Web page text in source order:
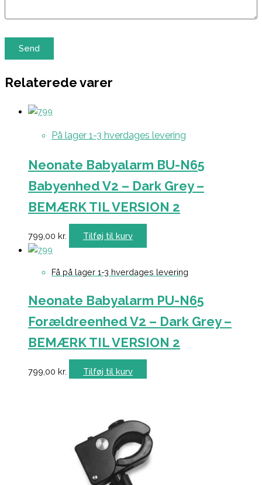
Relaterede varer
På lager 1-3 hverdages levering
Neonate Babyalarm BU-N65
Babyenhed V2 – Dark Grey –
BEMÆRK TIL VERSION 2
799,00 kr. Tilføj til kurv
Få på lager 1-3 hverdages levering
Neonate Babyalarm PU-N65
Forældreenhed V2 – Dark Grey –
BEMÆRK TIL VERSION 2
799,00 kr. Tilføj til kurv